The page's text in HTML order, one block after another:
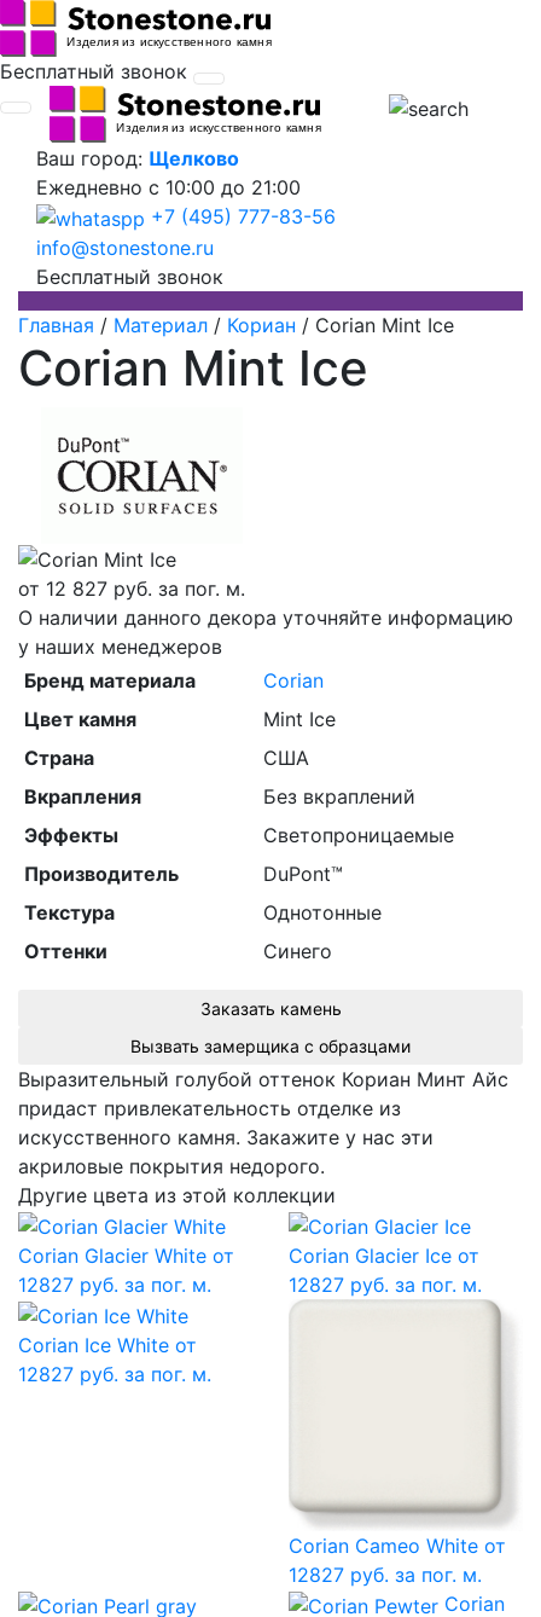
Бесплатный звонок
Ваш город: Щелково
Ежедневно с 10:00 до 21:00
+7 (495) 777-83-56
info@stonestone.ru
Бесплатный звонок
Главная / Материал / Кориан / Corian Mint Ice
Corian Mint Ice
от 12 827 руб. за пог. м.
О наличии данного декора уточняйте информацию
у наших менеджеров
Бренд материала
Corian
Цвет камня
Mint Ice
Страна
США
Вкрапления
Без вкраплений
Эффекты
Светопроницаемые
Производитель
DuPont™
Текстура
Однотонные
Оттенки
Синего
Заказать камень
Вызвать замерщика с образцами
Выразительный голубой оттенок Кориан Минт Айс
придаст привлекательность отделке из
искусственного камня. Закажите у нас эти
акриловые покрытия недорого.
Другие цвета из этой коллекции
Corian Glacier White от
12827 руб. за пог. м.
Corian Glacier Ice от
12827 руб. за пог. м.
Corian Ice White от
12827 руб. за пог. м.
Corian Cameo White от
12827 руб. за пог. м.
Corian